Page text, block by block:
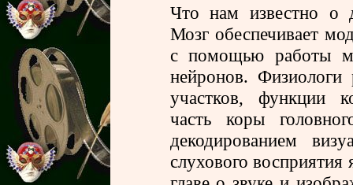
Что нам известно о
Мозг обеспечивает
с помощью работы
нейронов.
участков, функции
часть коры
декодированием
слухового восприятия